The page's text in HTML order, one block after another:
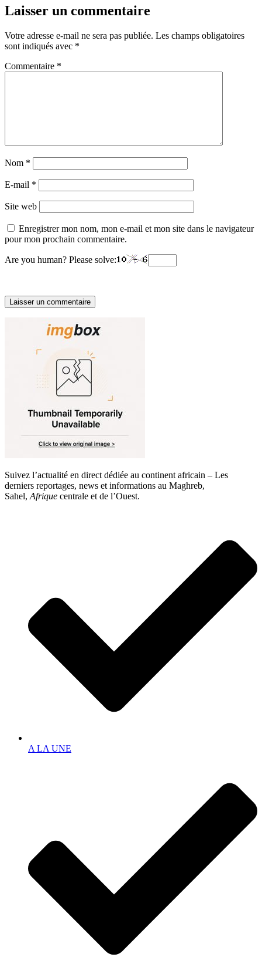
Laisser un commentaire
Votre adresse e-mail ne sera pas publiée. Les champs obligatoires
sont indiqués avec *
Commentaire *
Nom *
E-mail *
Site web
Enregistrer mon nom, mon e-mail et mon site dans le navigateur
pour mon prochain commentaire.
Are you human? Please solve:
Suivez l’actualité en direct dédiée au continent africain – Les
derniers reportages, news et informations au Maghreb,
Sahel, Afrique centrale et de l’Ouest.
A LA UNE